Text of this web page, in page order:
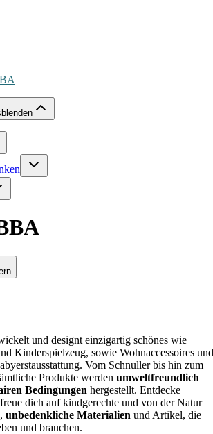
und designt einzigartig schönes wie
Kinderspielzeug, sowie Wohnaccessoires und
Vom Schnuller bis hin zum
Produkte werden umweltfreundlich
Bedingungen hergestellt. Entdecke
dich auf kindgerechte und von der Natur
unbedenkliche Materialien und Artikel, die
und brauchen.